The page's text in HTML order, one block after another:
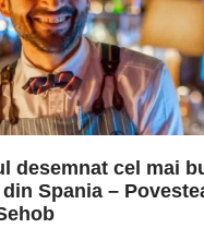
desemnat cel mai
Spania –